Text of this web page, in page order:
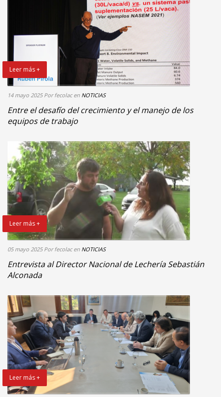
Leer más +
14 mayo 2025 Por fecolac en NOTICIAS
Entre el desafío del crecimiento y el manejo de los
equipos de trabajo
Leer más +
05 mayo 2025 Por fecolac en NOTICIAS
Entrevista al Director Nacional de Lechería Sebastián
Alconada
Leer más +